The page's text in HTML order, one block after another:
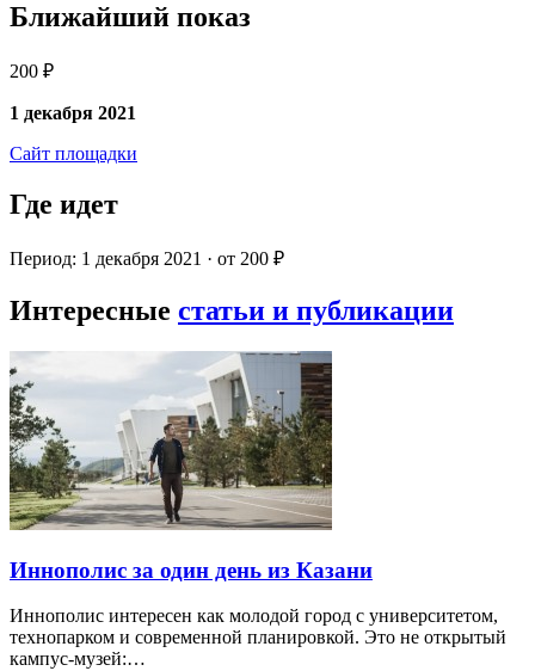
Ближайший показ
200 ₽
1 декабря 2021
Сайт площадки
Где идет
Период: 1 декабря 2021 · от 200 ₽
Интересные статьи и публикации
Иннополис за один день из Казани
Иннополис интересен как молодой город с университетом,
технопарком и современной планировкой. Это не открытый
кампус-музей:…